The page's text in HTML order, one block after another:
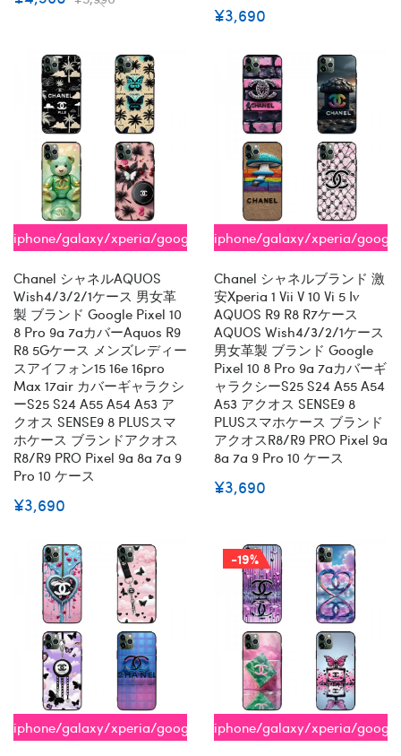
¥3,690
iphone/galaxy/xperia/google/aquos
Chanel シャネルAQUOS
Wish4/3/2/1ケース 男女革
製 ブランド Google Pixel 10
8 Pro 9a 7aカバーaquos R9
R8 5Gケース メンズレディー
スアイフォン15 16e 16pro
Max 17air カバーギャラクシ
ーs25 S24 A55 A54 A53 ア
クオス SENSE9 8 PLUSスマ
ホケース ブランドアクオス
R8/R9 PRO Pixel 9a 8a 7a 9
Pro 10 ケース
¥3,690
iphone/galaxy/xperia/
Chanel シャネルブランド 激
安xperia 1 Vii V 10 Vi 5 Iv
AQUOS R9 R8 R7ケース
AQUOS Wish4/3/2/1ケース
男女革製 ブランド Google
Pixel 10 8 Pro 9a 7aカバーギ
ャラクシーs25 S24 A55 A54
A53 アクオス SENSE9 8
PLUSスマホケース ブランド
アクオスR8/R9 PRO Pixel 9a
8a 7a 9 Pro 10 ケース
¥3,690
iphone/galaxy/xperia/google/aquos
-19%
iphone/galaxy/xperia/